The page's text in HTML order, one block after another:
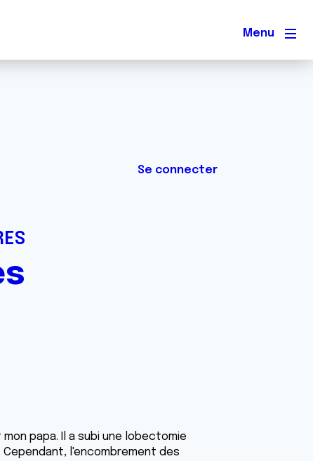
Menu
Se connecter
papa. Il a subi une lobectomie
l'encombrement des